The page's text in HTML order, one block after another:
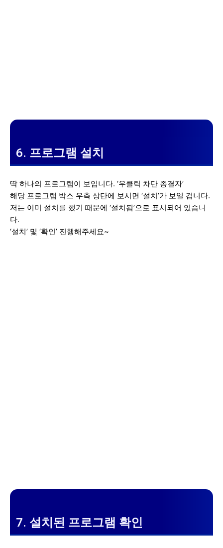
6. 프로그램 설치
딱 하나의 프로그램이 보입니다. ‘우클릭 차단 종결자’
해당 프로그램 박스 우측 상단에 보시면 ‘설치’가 보일 겁니다.
저는 이미 설치를 했기 때문에 ‘설치됨’으로 표시되어 있습니
다.
‘설치’ 및 ‘확인’ 진행해주세요~
7. 설치된 프로그램 확인